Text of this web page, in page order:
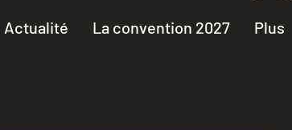
Actualité La convention 2027 Plus